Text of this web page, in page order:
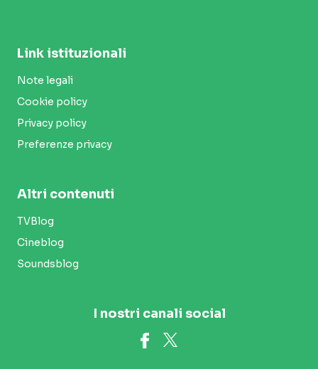
Link istituzionali
Note legali
Cookie policy
Privacy policy
Preferenze privacy
Altri contenuti
TVBlog
Cineblog
Soundsblog
I nostri canali social